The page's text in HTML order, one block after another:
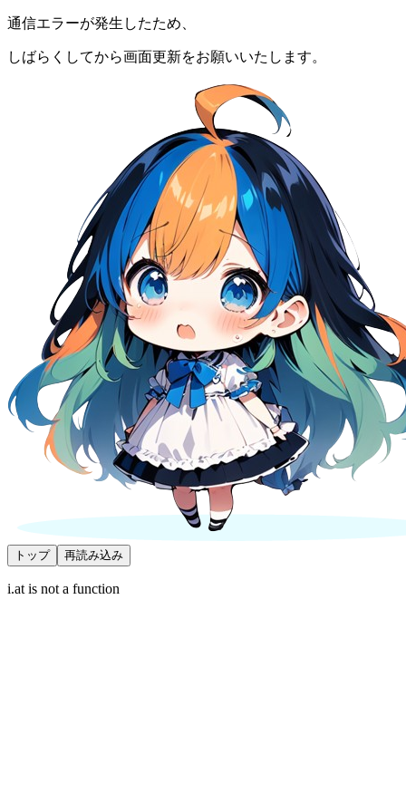
通信エラーが発生したため、
しばらくしてから画面更新をお願いいたします。
トップ 再読み込み
i.at is not a function